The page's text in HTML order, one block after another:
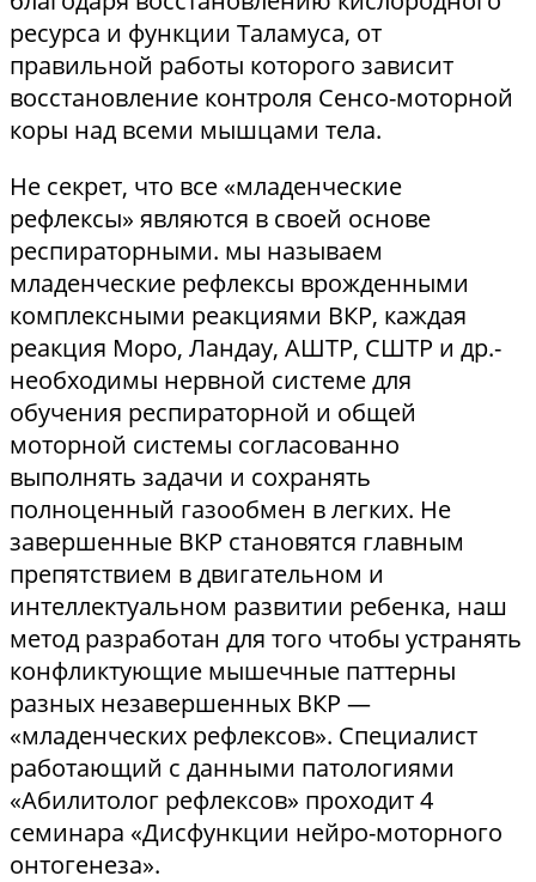
ресурса и функции Таламуса, от
правильной работы которого зависит
восстановление контроля Сенсо-моторной
коры над всеми мышцами тела.
Не секрет, что все «младенческие
рефлексы» являются в своей основе
респираторными. мы называем
младенческие рефлексы врожденными
комплексными реакциями ВКР, каждая
реакция Моро, Ландау, АШТР, СШТР и др.-
необходимы нервной системе для
обучения респираторной и общей
моторной системы согласованно
выполнять задачи и сохранять
полноценный газообмен в легких. Не
завершенные ВКР становятся главным
препятствием в двигательном и
интеллектуальном развитии ребенка, наш
метод разработан для того чтобы устранять
конфликтующие мышечные паттерны
разных незавершенных ВКР —
«младенческих рефлексов». Специалист
работающий с данными патологиями
«Абилитолог рефлексов» проходит 4
семинара «Дисфункции нейро-моторного
онтогенеза».